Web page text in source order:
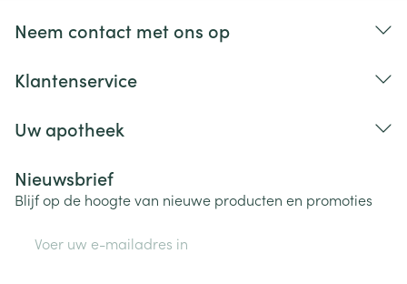
Neem contact met ons op
Klantenservice
Uw apotheek
Nieuwsbrief
Blijf op de hoogte van nieuwe producten en promoties